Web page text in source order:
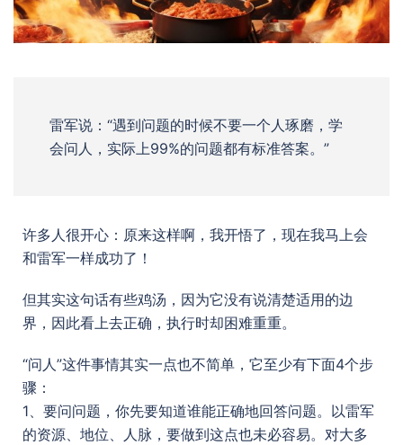
雷军说：“遇到问题的时候不要一个人琢磨，学
会问人，实际上99%的问题都有标准答案。”
许多人很开心：原来这样啊，我开悟了，现在我马上会
和雷军一样成功了！
但其实这句话有些鸡汤，因为它没有说清楚适用的边
界，因此看上去正确，执行时却困难重重。
“问人”这件事情其实一点也不简单，它至少有下面4个步
骤：
1、要问问题，你先要知道谁能正确地回答问题。以雷军
的资源、地位、人脉，要做到这点也未必容易。对大多